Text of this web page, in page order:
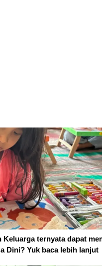
Keluarga ternyata dapat
Dini? Yuk baca lebih lanjut